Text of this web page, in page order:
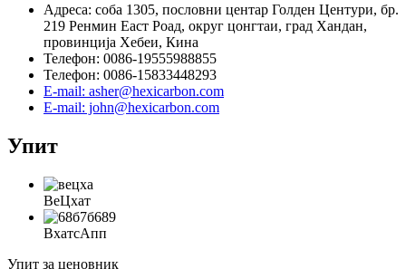
Адреса: соба 1305, пословни центар Голден Центури, бр.
219 Ренмин Еаст Роад, округ цонгтаи, град Хандан,
провинција Хебеи, Кина
Телефон: 0086-19555988855
Телефон: 0086-15833448293
E-mail: asher@hexicarbon.com
E-mail: john@hexicarbon.com
Упит
ВеЦхат
ВхатсАпп
Упит за ценовник